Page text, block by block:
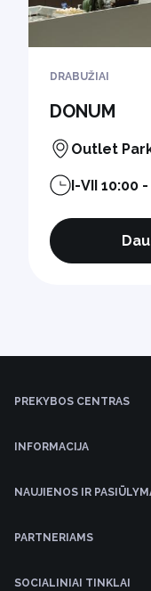
DRABUŽIAI
DONUM
Outlet
I-VII 10:00
PREKYBOS CENTRAS
INFORMACIJA
NAUJIENOS IR
PARTNERIAMS
SOCIALINIAI TINKLAI